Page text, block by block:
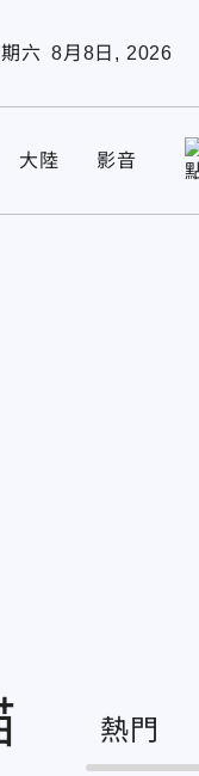
六 8月8日, 2026
大陸 影音
熱門